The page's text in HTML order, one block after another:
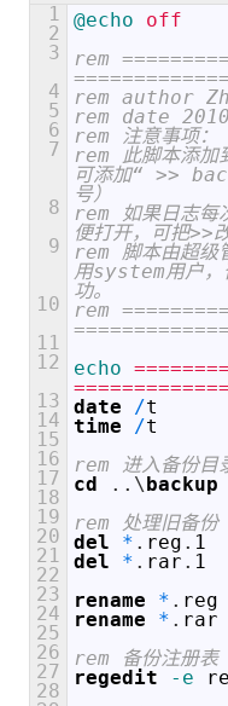
1
2
3
4
5
6
7
8
9
10
11
12
13
14
15
16
17
18
19
20
21
22
23
24
25
26
27
28
@echo off
rem
rem author
rem date
rem 注意事项
rem 此脚本添加
可添加“ >>
号）
rem 如果日志每
便打开，可把>>
rem 脚本由超级
用system用户
功。
rem
echo
date
/t
time
/t
rem 进入备份
cd
. . \backup
rem 处理旧备
del
* . reg . 1
del
* . rar . 1
rename
* . reg
rename
* . rar
rem 备份注册
regedit -e